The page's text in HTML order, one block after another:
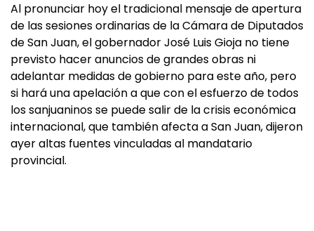
Al pronunciar hoy el tradicional mensaje de apertura
de las sesiones ordinarias de la Cámara de Diputados
de San Juan, el gobernador José Luis Gioja no tiene
previsto hacer anuncios de grandes obras ni
adelantar medidas de gobierno para este año, pero
si hará una apelación a que con el esfuerzo de todos
los sanjuaninos se puede salir de la crisis económica
internacional, que también afecta a San Juan, dijeron
ayer altas fuentes vinculadas al mandatario
provincial.